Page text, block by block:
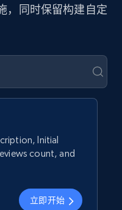
，同时保留构建自定
Initial
count, and
立即开始